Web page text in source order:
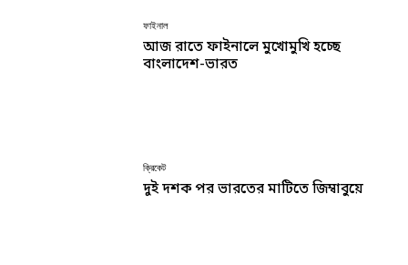
ফাইনাল
আজ রাতে ফাইনালে মুখোমুখি হচ্ছে
বাংলাদেশ-ভারত
ক্রিকেট
দুই দশক পর ভারতের মাটিতে জিম্বাবুয়ে